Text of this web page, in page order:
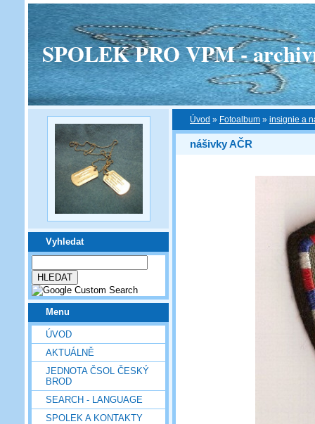
SPOLEK PRO VPM -
Vyhledat
Menu
ÚVOD
AKTUÁLNĚ
JEDNOTA ČSOL ČESKÝ
BROD
SEARCH - LANGUAGE
SPOLEK A KONTAKTY
Úvod » Fotoalbum » insignie a
nášivky AČR